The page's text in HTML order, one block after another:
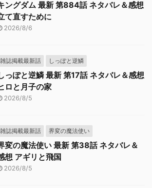
ングダム 最新 第884話 ネタバレ＆感想
て直すために
2026/8/6
雑誌掲載最新話 しっぽと逆鱗
っぽと逆鱗 最新 第17話 ネタバレ＆感想
ロと月子の家
2026/8/5
雑誌掲載最新話 界変の魔法使い
変の魔法使い 最新 第38話 ネタバレ＆
想 アギリと飛国
2026/8/5